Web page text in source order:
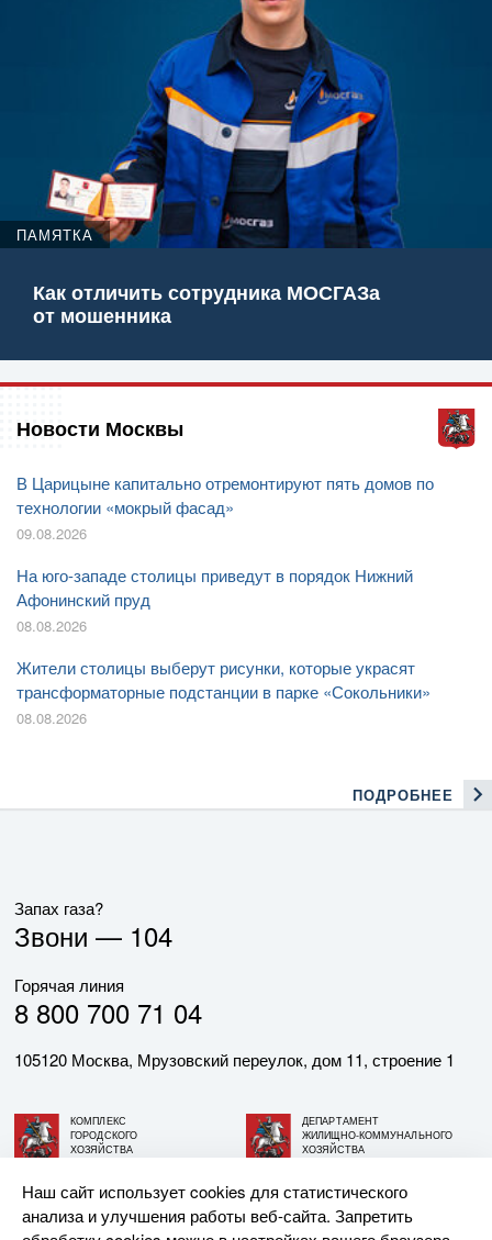
ПАМЯТКА
Как отличить сотрудника МОСГАЗа
от мошенника
Новости Москвы
В Царицыне капитально отремонтируют пять домов по
технологии «мокрый фасад»
09.08.2026
На юго-западе столицы приведут в порядок Нижний
Афонинский пруд
08.08.2026
Жители столицы выберут рисунки, которые украсят
трансформаторные подстанции в парке «Сокольники»
08.08.2026
ПОДРОБНЕЕ
Запах газа?
Звони — 104
Горячая линия
8 800 700 71 04
105120 Москва, Мрузовский переулок, дом 11, строение 1
КОМПЛЕКС
ГОРОДСКОГО
ХОЗЯЙСТВА
ДЕПАРТАМЕНТ
ЖИЛИЩНО-КОММУНАЛЬНОГО
ХОЗЯЙСТВА
© АО «МОСГАЗ», 2026. При использовании материалов
Наш сайт использует cookies для статистического
анализа и улучшения работы веб-сайта. Запретить